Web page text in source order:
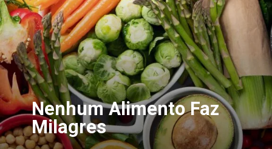
Nenhum Alimento Faz
Milagres